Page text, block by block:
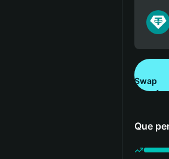
Swap
Que